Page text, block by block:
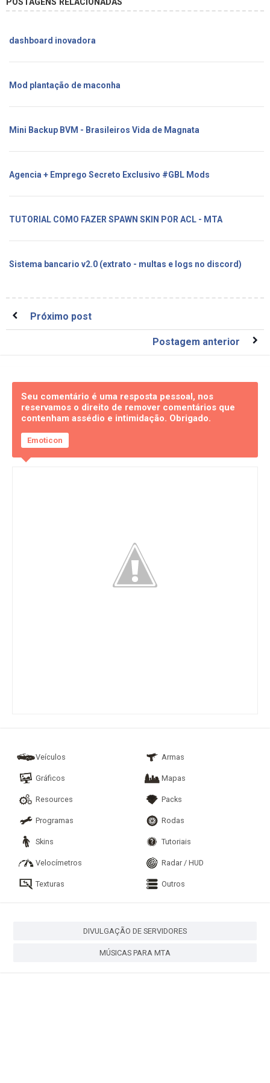
dashboard inovadora
Mod plantação de maconha
Mini Backup BVM - Brasileiros Vida de Magnata
Agencia + Emprego Secreto Exclusivo #GBL Mods
TUTORIAL COMO FAZER SPAWN SKIN POR ACL - MTA
Sistema bancario v2.0 (extrato - multas e logs no discord)
Próximo post
Postagem anterior
Seu comentário é uma resposta pessoal, nos
reservamos o direito de remover comentários que
contenham assédio e intimidação. Obrigado.
Emoticon
Veículos Armas
Gráficos Mapas
Resources Packs
Programas Rodas
Skins Tutoriais
Velocímetros Radar / HUD
Texturas Outros
DIVULGAÇÃO DE SERVIDORES
MÚSICAS PARA MTA